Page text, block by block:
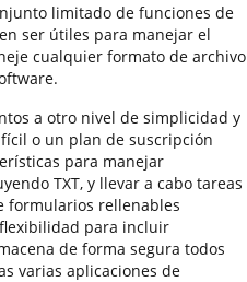
limitado de funciones de
ser útiles para manejar el
cualquier formato de archivo
a otro nivel de simplicidad y
o un plan de suscripción
para manejar
TXT, y llevar a cabo tareas
formularios rellenables
para incluir
de forma segura todos
varias aplicaciones de